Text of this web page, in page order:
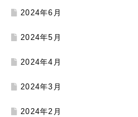
2024年6月
2024年5月
2024年4月
2024年3月
2024年2月